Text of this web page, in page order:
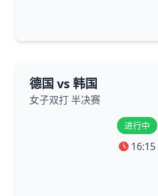
德国 vs 韩国
女子双打 半决赛
进行中
16:15